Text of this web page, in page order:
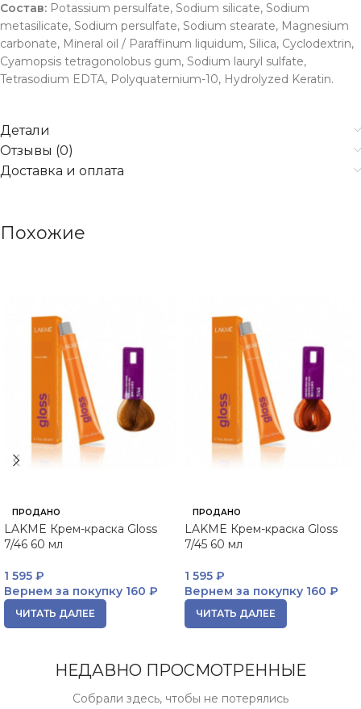
Состав: Potassium persulfate, Sodium silicate, Sodium
metasilicate, Sodium persulfate, Sodium stearate, Magnesium
carbonate, Mineral oil / Paraffinum liquidum, Silica, Cyclodextrin,
Cyamopsis tetragonolobus gum, Sodium lauryl sulfate,
Tetrasodium EDTA, Polyquaternium-10, Hydrolyzed Keratin.
Детали
Отзывы (0)
Доставка и оплата
Похожие
ПРОДАНО
LAKME Крем-краска Gloss
7/46 60 мл
1 595 ₽
Вернем за покупку 160 ₽
ЧИТАТЬ ДАЛЕЕ
ПРОДАНО
LAKME Крем-краска Gloss
7/45 60 мл
1 595 ₽
Вернем за покупку 160 ₽
ЧИТАТЬ ДАЛЕЕ
НЕДАВНО ПРОСМОТРЕННЫЕ
Собрали здесь, чтобы не потерялись